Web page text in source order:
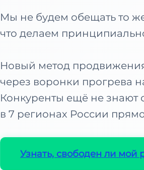
Мы не будем обещать то
что делаем
Новый метод
через воронки прогрева
Конкуренты ещё не знают
в 7 регионах России
Узнать, свободен ли мой